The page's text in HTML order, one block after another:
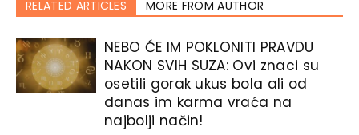
RELATED ARTICLES MORE FROM AUTHOR
NEBO ĆE IM POKLONITI PRAVDU
NAKON SVIH SUZA: Ovi znaci su
osetili gorak ukus bola ali od
danas im karma vraća na
najbolji način!